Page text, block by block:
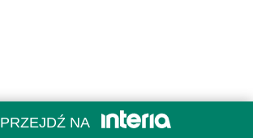
PRZEJDŹ NA